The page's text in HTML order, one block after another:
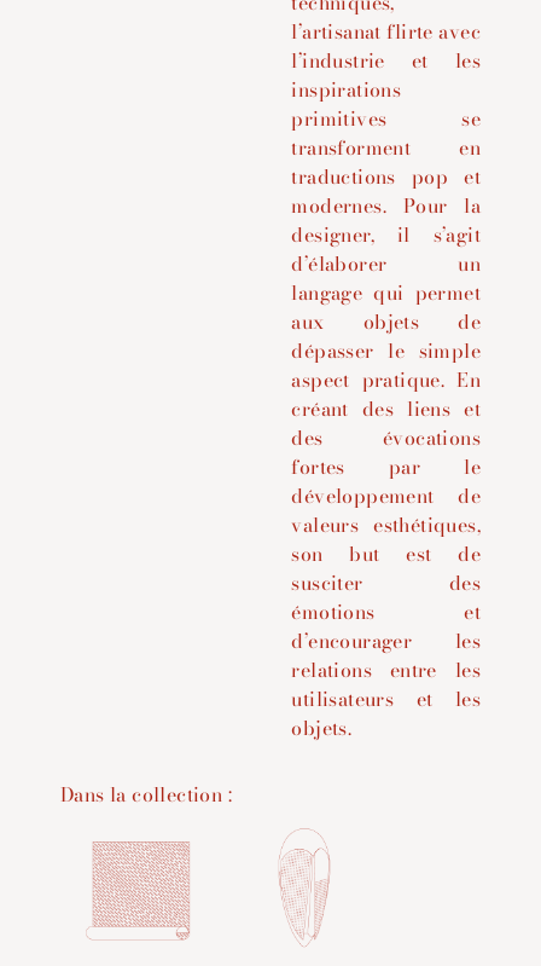
l’artisanat flirte avec
l’industrie et les
inspirations
primitives se
transforment en
traductions pop et
modernes. Pour la
designer, il s’agit
d’élaborer un
langage qui permet
aux objets de
dépasser le simple
aspect pratique. En
créant des liens et
des évocations
fortes par le
développement de
valeurs esthétiques,
son but est de
susciter des
émotions et
d’encourager les
relations entre les
utilisateurs et les
objets.
Dans la collection :